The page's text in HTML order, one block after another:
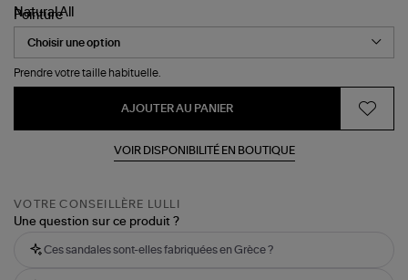
Pointure
Prendre votre taille habituelle.
AJOUTER AU PANIER
VOIR DISPONIBILITÉ EN BOUTIQUE
VOTRE CONSEILLÈRE LULLI
Une question sur ce produit ?
Ces sandales sont-elles fabriquées en Grèce ?